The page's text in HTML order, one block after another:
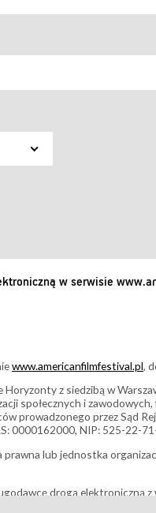
w serwisie
www.americanfilmfestival.pl,
z siedzibą w
społecznych i
prowadzonego przez Sąd
0000162000, NIP: 525-22-
lub jednostka
drogą elektroniczną